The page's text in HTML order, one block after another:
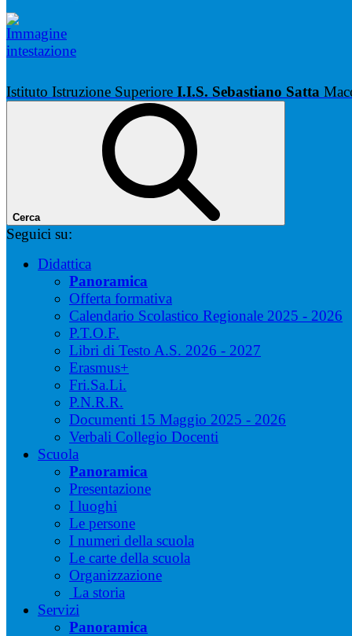
Istituto Istruzione Superiore I.I.S. Sebastiano Satta
Cerca
Seguici su:
Didattica
Panoramica
Offerta formativa
Calendario Scolastico Regionale 2025 - 2026
P.T.O.F.
Libri di Testo A.S. 2026 - 2027
Erasmus+
Fri.Sa.Li.
P.N.R.R.
Documenti 15 Maggio 2025 - 2026
Verbali Collegio Docenti
Scuola
Panoramica
Presentazione
I luoghi
Le persone
I numeri della scuola
Le carte della scuola
Organizzazione
La storia
Servizi
Panoramica